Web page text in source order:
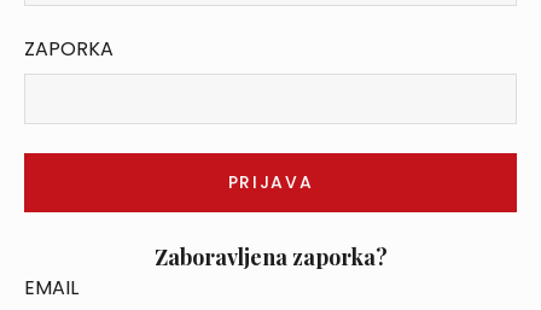
ZAPORKA
Zaboravljena zaporka?
EMAIL